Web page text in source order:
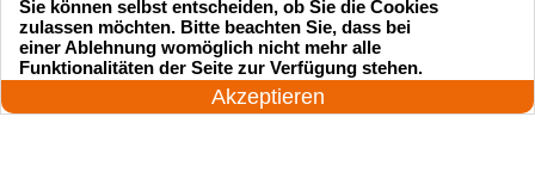
Startseite Einsatzgebiete
Preise
24 Stunden am Tag
Akzeptieren
Sie können selbst entscheiden, ob Sie die Cookies
zulassen möchten. Bitte beachten Sie, dass bei
einer Ablehnung womöglich nicht mehr alle
Funktionalitäten der Seite zur Verfügung stehen.